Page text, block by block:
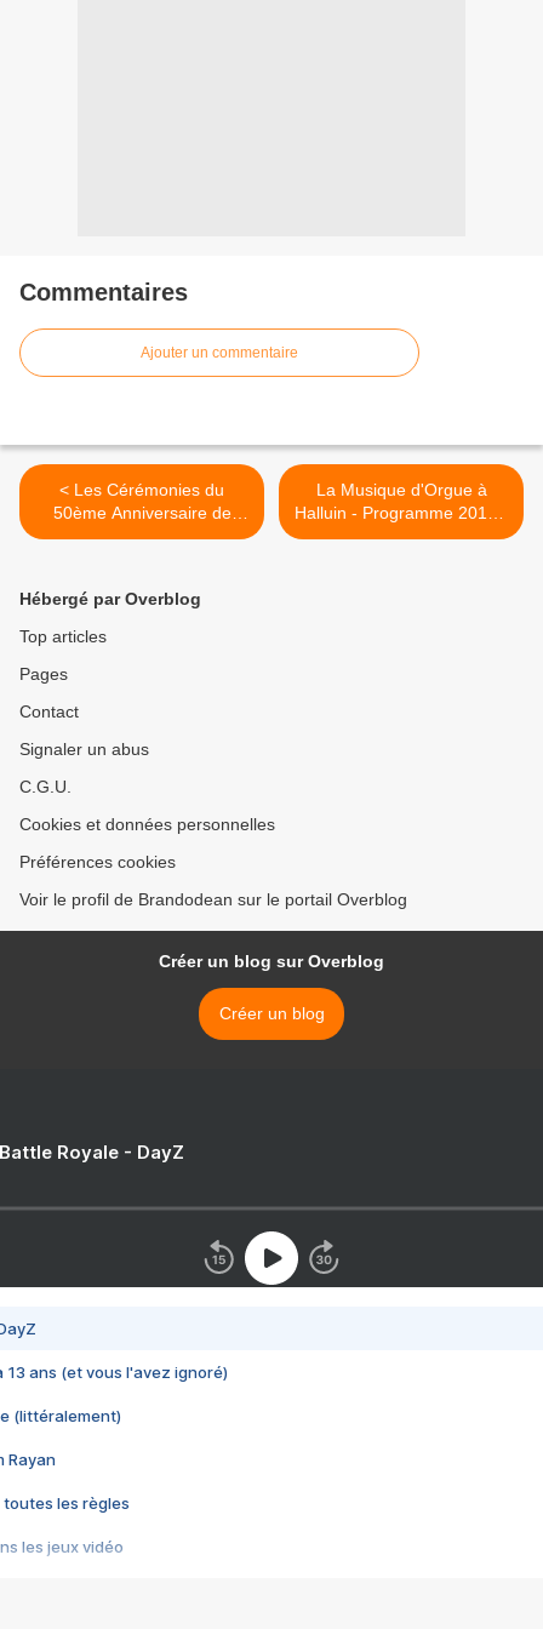
Commentaires
Ajouter un commentaire
< Les Cérémonies du
50ème Anniversaire de
l'UNC/AFN d'Halluin (1959 -
La Musique d'Orgue à
Halluin - Programme 2010 -
2011... >
Hébergé par Overblog
Top articles
Pages
Contact
Signaler un abus
C.G.U.
Cookies et données personnelles
Préférences cookies
Voir le profil de Brandodean sur le portail Overblog
Créer un blog sur Overblog
Créer un blog
Royale - DayZ
13 ans (et vous l'avez ignoré)
(littéralement)
Rayan
toutes les règles
les jeux vidéo